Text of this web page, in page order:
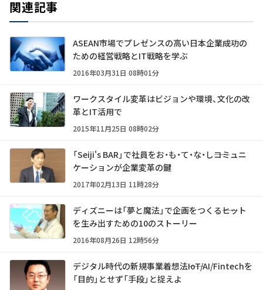
関連記事
ASEAN市場でプレゼンスの高い日本企業――成功の
ための経営戦略とIT戦略を学ぶ
2016年03月31日 08時01分
ワークスタイル変革はビジョンや環境、文化の改
革とIT活用で
2015年11月25日 08時02分
「Seiji's BAR」で社員をお・も・て・な・し――コミュニ
ケーションが企業変革の鍵
2017年02月13日 11時28分
ディズニーは「夢と魔法」で企画をつくる――ヒット
を生み出すための10のストーリー
2016年08月26日 12時56分
デジタル時代の新規事業着想法――IoT/AI/Fintechを
「目的」とせず「手段」と捉えよ